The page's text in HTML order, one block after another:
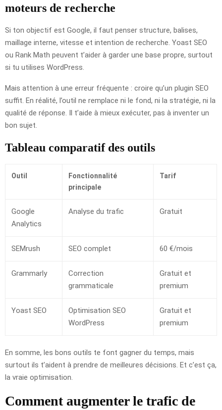
moteurs de recherche
Si ton objectif est Google, il faut penser structure, balises,
maillage interne, vitesse et intention de recherche. Yoast SEO
ou Rank Math peuvent t’aider à garder une base propre, surtout
si tu utilises WordPress.
Mais attention à une erreur fréquente : croire qu’un plugin SEO
suffit. En réalité, l’outil ne remplace ni le fond, ni la stratégie, ni la
qualité de réponse. Il t’aide à mieux exécuter, pas à inventer un
bon sujet.
Tableau comparatif des outils
Outil
Fonctionnalité
principale
Tarif
Google
Analytics
Analyse du trafic Gratuit
SEMrush SEO complet 60 €/mois
Grammarly
Correction
grammaticale
Gratuit et
premium
Yoast SEO
Optimisation SEO
WordPress
Gratuit et
premium
En somme, les bons outils te font gagner du temps, mais
surtout ils t’aident à prendre de meilleures décisions. Et c’est ça,
la vraie optimisation.
Comment augmenter le trafic de